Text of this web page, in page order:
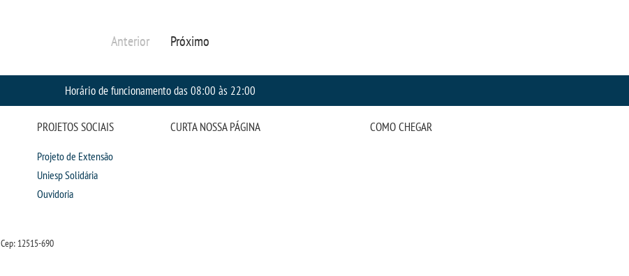
Anterior Próximo
Horário de funcionamento das 08:00 às 22:00
PROJETOS SOCIAIS
Projeto de Extensão
Uniesp Solidária
Ouvidoria
Cep: 12515-690
CURTA NOSSA PÁGINA COMO CHEGAR